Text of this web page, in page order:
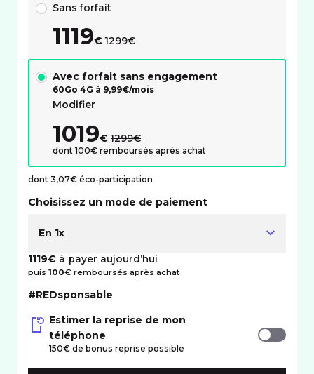
Sans forfait
1119€ 1299€
Avec forfait sans engagement
60Go 4G à 9,99€/mois
Modifier
1019€ 1299€
dont 100€ remboursés après achat
dont 3,07€ éco-participation
Choisissez un mode de paiement
En 1x
1119€ à payer aujourd’hui
puis 100€ remboursés après achat
#REDsponsable
Estimer la reprise de mon
téléphone
150€ de bonus reprise possible